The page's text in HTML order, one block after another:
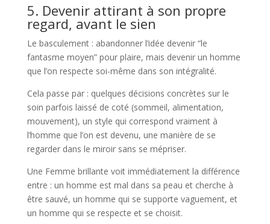
5. Devenir attirant à son propre
regard, avant le sien
Le basculement : abandonner l’idée devenir “le
fantasme moyen” pour plaire, mais devenir un homme
que l’on respecte soi-même dans son intégralité.
Cela passe par : quelques décisions concrètes sur le
soin parfois laissé de coté (sommeil, alimentation,
mouvement), un style qui correspond vraiment à
l’homme que l’on est devenu, une manière de se
regarder dans le miroir sans se mépriser.
Une Femme brillante voit immédiatement la différence
entre : un homme est mal dans sa peau et cherche à
être sauvé, un homme qui se supporte vaguement, et
un homme qui se respecte et se choisit.